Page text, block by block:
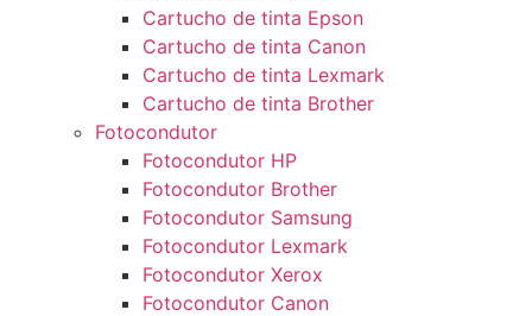
Cartucho de tinta Epson
Cartucho de tinta Canon
Cartucho de tinta Lexmark
Cartucho de tinta Brother
Fotocondutor
Fotocondutor HP
Fotocondutor Brother
Fotocondutor Samsung
Fotocondutor Lexmark
Fotocondutor Xerox
Fotocondutor Canon